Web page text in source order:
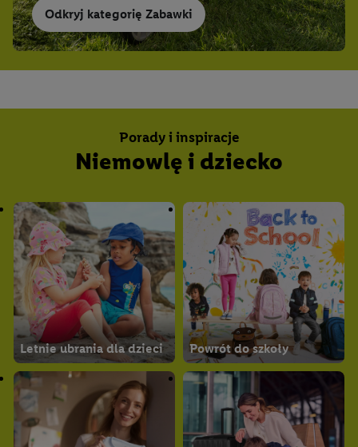
Odkryj kategorię Zabawki
Porady i inspiracje
Niemowlę i dziecko
Letnie ubrania dla dzieci Powrót do szkoły